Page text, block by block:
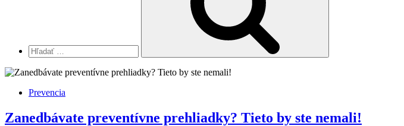
Prevencia
Zanedbávate preventívne prehliadky? Tieto by ste nemali!